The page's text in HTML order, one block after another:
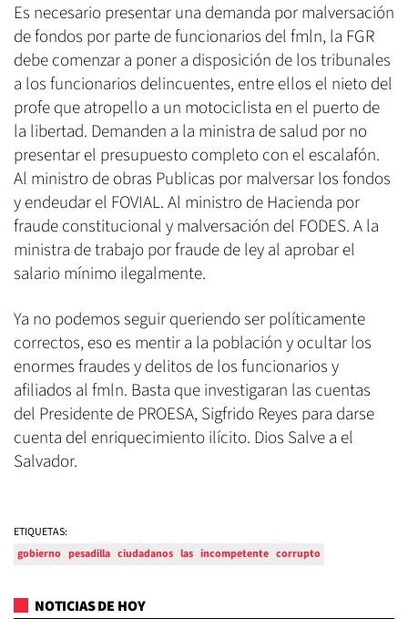
Es necesario presentar una demanda por malversación
de fondos por parte de funcionarios del fmln, la FGR
debe comenzar a poner a disposición de los tribunales
a los funcionarios delincuentes, entre ellos el nieto del
profe que atropello a un motociclista en el puerto de
la libertad. Demanden a la ministra de salud por no
presentar el presupuesto completo con el escalafón.
Al ministro de obras Publicas por malversar los fondos
y endeudar el FOVIAL. Al ministro de Hacienda por
fraude constitucional y malversación del FODES. A la
ministra de trabajo por fraude de ley al aprobar el
salario mínimo ilegalmente.
Ya no podemos seguir queriendo ser políticamente
correctos, eso es mentir a la población y ocultar los
enormes fraudes y delitos de los funcionarios y
afiliados al fmln. Basta que investigaran las cuentas
del Presidente de PROESA, Sigfrido Reyes para darse
cuenta del enriquecimiento ilícito. Dios Salve a el
Salvador.
ETIQUETAS:
gobierno pesadilla ciudadanos las incompetente corrupto
NOTICIAS DE HOY